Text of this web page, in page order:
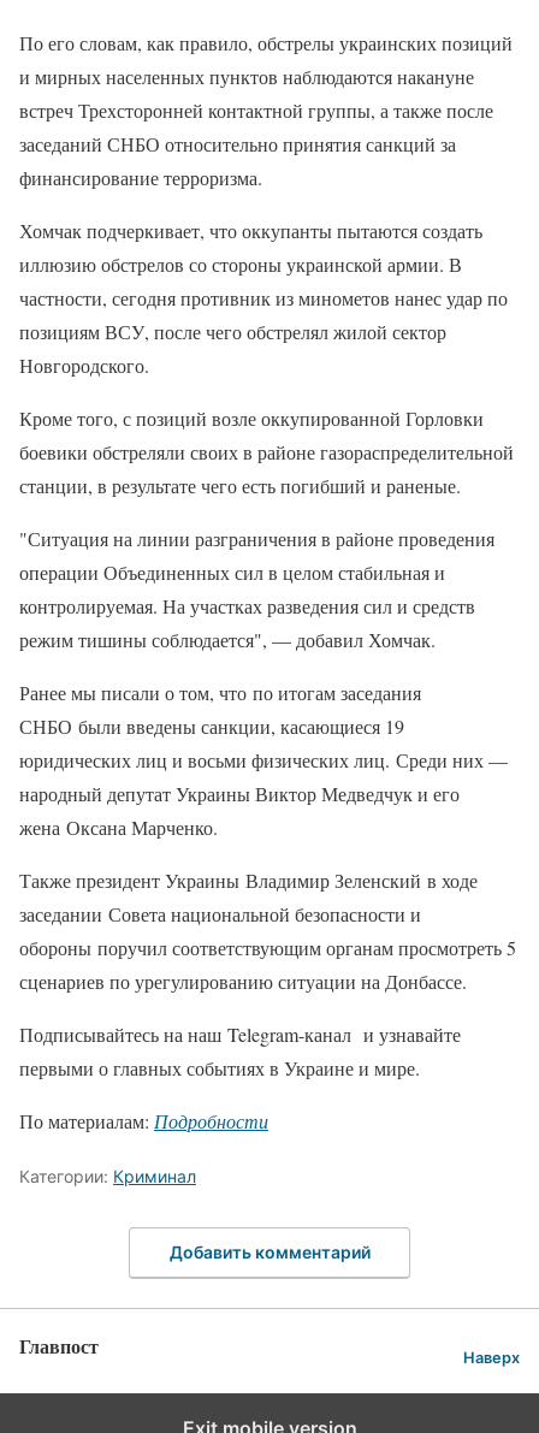
По его словам, как правило, обстрелы украинских позиций
и мирных населенных пунктов наблюдаются накануне
встреч Трехсторонней контактной группы, а также после
заседаний СНБО относительно принятия санкций за
финансирование терроризма.
Хомчак подчеркивает, что оккупанты пытаются создать
иллюзию обстрелов со стороны украинской армии. В
частности, сегодня противник из минометов нанес удар по
позициям ВСУ, после чего обстрелял жилой сектор
Новгородского.
Кроме того, с позиций возле оккупированной Горловки
боевики обстреляли своих в районе газораспределительной
станции, в результате чего есть погибший и раненые.
"Ситуация на линии разграничения в районе проведения
операции Объединенных сил в целом стабильная и
контролируемая. На участках разведения сил и средств
режим тишины соблюдается", — добавил Хомчак.
Ранее мы писали о том, что по итогам заседания
СНБО были введены санкции, касающиеся 19
юридических лиц и восьми физических лиц. Среди них —
народный депутат Украины Виктор Медведчук и его
жена Оксана Марченко.
Также президент Украины Владимир Зеленский в ходе
заседании Совета национальной безопасности и
обороны поручил соответствующим органам просмотреть 5
сценариев по урегулированию ситуации на Донбассе.
Подписывайтесь на наш Telegram-канал и узнавайте
первыми о главных событиях в Украине и мире.
По материалам: Подробности
Категории: Криминал
Добавить комментарий
Главпост Наверх
Exit mobile version